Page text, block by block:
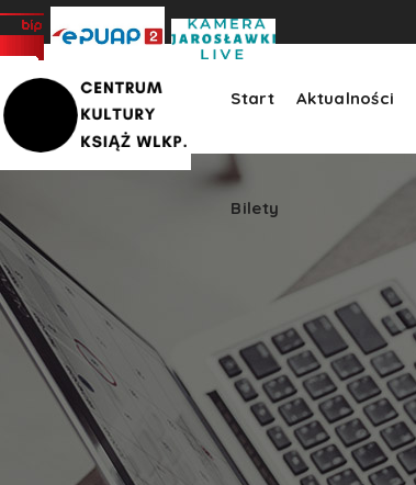
>
Start Aktualności
Bilety
Bilety